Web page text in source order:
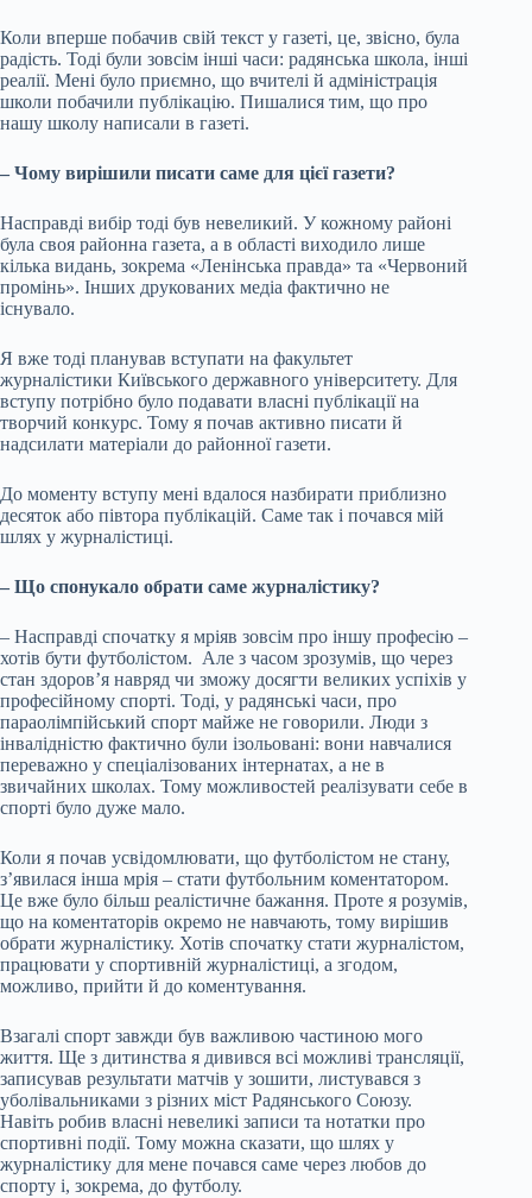
Коли вперше побачив свій текст у газеті, це, звісно, була
радість. Тоді були зовсім інші часи: радянська школа, інші
реалії. Мені було приємно, що вчителі й адміністрація
школи побачили публікацію. Пишалися тим, що про
нашу школу написали в газеті.
– Чому вирішили писати саме для цієї газети?
Насправді вибір тоді був невеликий. У кожному районі
була своя районна газета, а в області виходило лише
кілька видань, зокрема «Ленінська правда» та «Червоний
промінь». Інших друкованих медіа фактично не
існувало.
Я вже тоді планував вступати на факультет
журналістики Київського державного університету. Для
вступу потрібно було подавати власні публікації на
творчий конкурс. Тому я почав активно писати й
надсилати матеріали до районної газети.
До моменту вступу мені вдалося назбирати приблизно
десяток або півтора публікацій. Саме так і почався мій
шлях у журналістиці.
– Що спонукало обрати саме журналістику?
– Насправді спочатку я мріяв зовсім про іншу професію –
хотів бути футболістом. Але з часом зрозумів, що через
стан здоров’я навряд чи зможу досягти великих успіхів у
професійному спорті. Тоді, у радянські часи, про
параолімпійський спорт майже не говорили. Люди з
інвалідністю фактично були ізольовані: вони навчалися
переважно у спеціалізованих інтернатах, а не в
звичайних школах. Тому можливостей реалізувати себе в
спорті було дуже мало.
Коли я почав усвідомлювати, що футболістом не стану,
з’явилася інша мрія – стати футбольним коментатором.
Це вже було більш реалістичне бажання. Проте я розумів,
що на коментаторів окремо не навчають, тому вирішив
обрати журналістику. Хотів спочатку стати журналістом,
працювати у спортивній журналістиці, а згодом,
можливо, прийти й до коментування.
Взагалі спорт завжди був важливою частиною мого
життя. Ще з дитинства я дивився всі можливі трансляції,
записував результати матчів у зошити, листувався з
уболівальниками з різних міст Радянського Союзу.
Навіть робив власні невеликі записи та нотатки про
спортивні події. Тому можна сказати, що шлях у
журналістику для мене почався саме через любов до
спорту і, зокрема, до футболу.